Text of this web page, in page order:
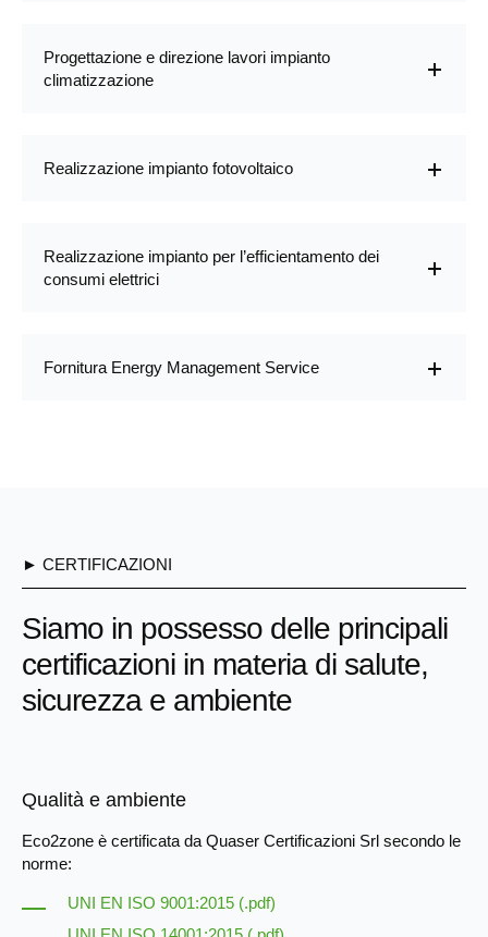
Progettazione e direzione lavori impianto
climatizzazione
Realizzazione impianto fotovoltaico
Realizzazione impianto per l’efficientamento dei
consumi elettrici
Fornitura Energy Management Service
► CERTIFICAZIONI
Siamo in possesso delle principali
certificazioni in materia di salute,
sicurezza e ambiente
Qualità e ambiente
Eco2zone è certificata da Quaser Certificazioni Srl secondo le
norme:
UNI EN ISO 9001:2015 (.pdf)